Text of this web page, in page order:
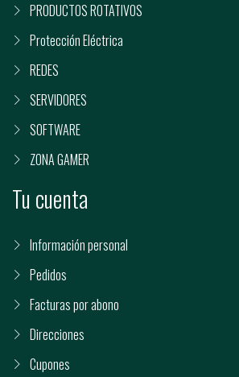
PRODUCTOS ROTATIVOS
Protección Eléctrica
REDES
SERVIDORES
SOFTWARE
ZONA GAMER
Tu cuenta
Información personal
Pedidos
Facturas por abono
Direcciones
Cupones